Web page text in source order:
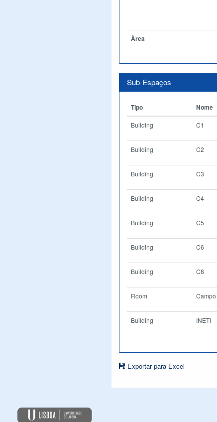
Àrea
Sub-Espaços
Tipo Nome
Building C1
Building C2
Building C3
Building C4
Building C5
Building C6
Building C8
Room Campo
Building INETI
Exportar para Excel